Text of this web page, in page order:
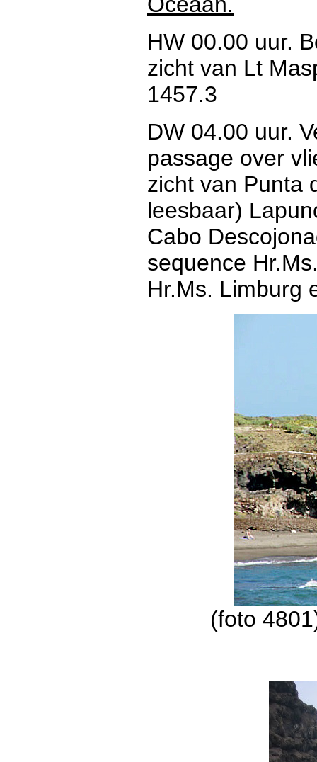
HW 00.00 uur.
zicht van Lt
1457.3
DW 04.00 uur.
passage over
zicht van Punta
leesbaar)
Cabo
sequence
Hr.Ms. Limburg
(foto